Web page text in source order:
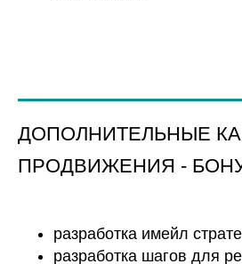
ДОПОЛНИТЕЛЬНЫЕ
ПРОДВИЖЕНИЯ -
разработка имейл
разработка шагов для